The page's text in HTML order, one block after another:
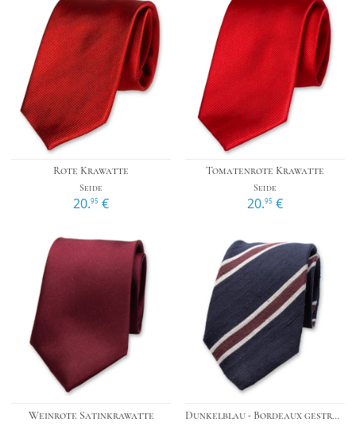
Rote Krawatte
Seide
20.95 €
Tomatenrote Krawatte
Seide
20.95 €
Weinrote Satinkrawatte Dunkelblau - Bordeaux gestreifte Krawatte - Italienische Seide